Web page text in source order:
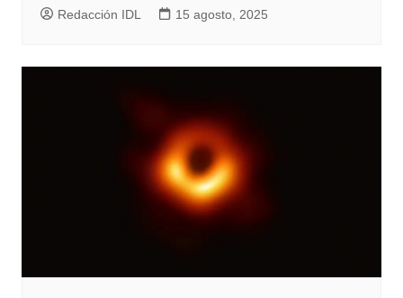
Redacción IDL 15 agosto, 2025